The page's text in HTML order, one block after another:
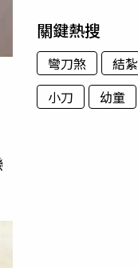
關鍵熱搜
彎刀煞 結紮
小刀
幼童